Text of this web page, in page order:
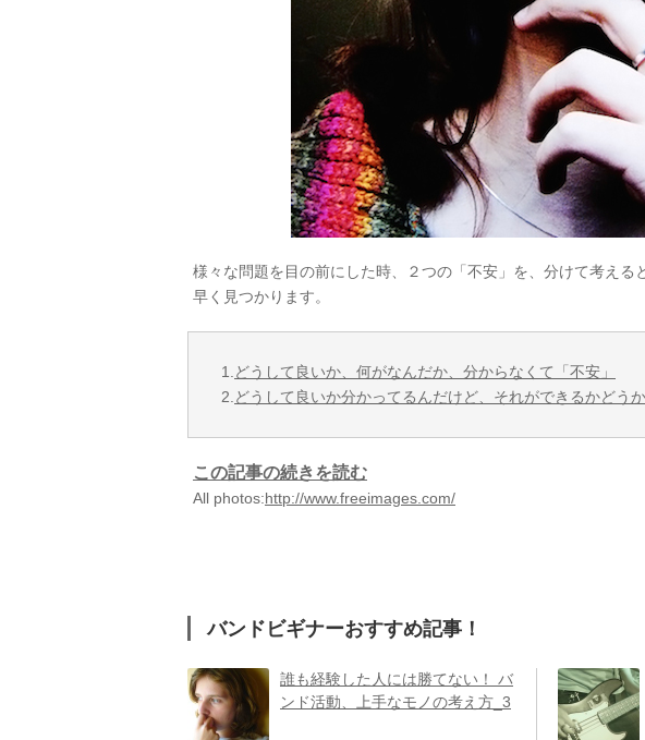
様々な問題を目の前にした時、２つの「不安」を、分けて考える
早く見つかります。
1. どうして良いか、何がなんだか、分からなくて「不安」
2. どうして良いか分かってるんだけど、それができるかどうか
この記事の続きを読む
All photos:http://www.freeimages.com/
バンドビギナーおすすめ記事！
誰も経験した人には勝てない！ バ
ンド活動、上手なモノの考え方_3